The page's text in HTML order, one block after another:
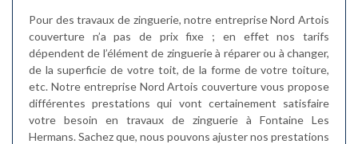
Pour des travaux de zinguerie, notre entreprise Nord Artois
couverture n’a pas de prix fixe ; en effet nos tarifs
dépendent de l’élément de zinguerie à réparer ou à changer,
de la superficie de votre toit, de la forme de votre toiture,
etc. Notre entreprise Nord Artois couverture vous propose
différentes prestations qui vont certainement satisfaire
votre besoin en travaux de zinguerie à Fontaine Les
Hermans. Sachez que, nous pouvons ajuster nos prestations